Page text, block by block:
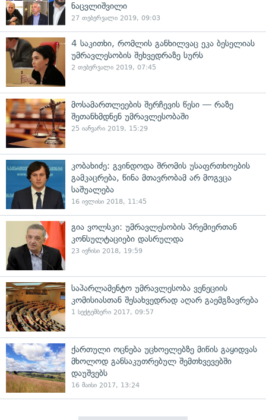
ნაცვლიშვილი
27 თებერვალი 2019, 09:03
4 საკითხი, რომლის განხილვაც ეკა ბესელიას
უმრავლესობის შეხვედრაზე სურს
2 თებერვალი 2019, 07:45
მოსამართლეების შერჩევის წესი — რაზე
შეთანხმდნენ უმრავლესობაში
25 იანვარი 2019, 15:29
კობახიძე: გვინდოდა შრომის უსაფრთხოების
გამკაცრება, წინა მთავრობამ არ მოგვცა
საშუალება
16 ივლისი 2018, 11:45
გია ვოლსკი: უმრავლესობის პრემიერთან
კონსულტაციები დასრულდა
23 ივნისი 2018, 19:59
საპარლამენტო უმრავლესობა ვენეციის
კომისიასთან შესახვედრად აღარ გაემგზავრება
1 სექტემბერი 2017, 09:57
ქართული ოცნება უცხოელებზე მიწის გაყიდვას
მხოლოდ განსაკუთრებულ შემთხვევებში
დაუშვებს
16 მაისი 2017, 13:24